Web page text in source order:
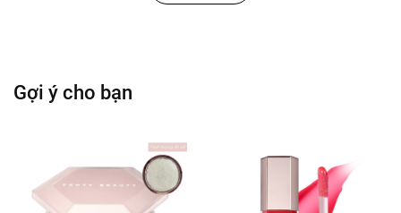
son bóng và son lì có sắc tố trung bình, mang lại đôi
chứa các thành phần chăm sóc môi như Vitamin E,
ẩm, nuôi dưỡng và giữ cho đôi môi luôn căng mọng
suốt cả ngày mà không gây khô môi.
Kết cấu mềm mượt, không bết dính:
Chất son dạng
thỏi mềm mại, lướt nhẹ trên môi một cách dễ dàng,
Gợi ý cho bạn